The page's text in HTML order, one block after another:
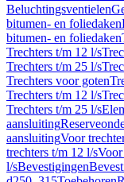
Beluchtingsventielen
bitumen- en foliedaken
bitumen- en foliedaken
Trechters t/m 12 l/s
Trechters t/m 25 l/s
Trechters voor goten
Trechters t/m 12 l/s
Trechters t/m 25 l/s
aansluiting
aansluitingVoor
trechters t/m 12 l/s
l/sBevestigingen